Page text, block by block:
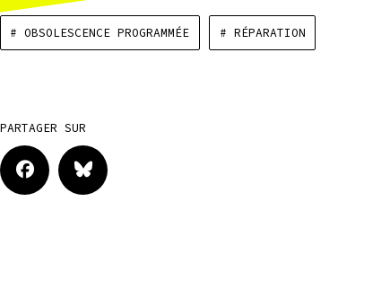
# OBSOLESCENCE PROGRAMMÉE # RÉPARATION
PARTAGER SUR